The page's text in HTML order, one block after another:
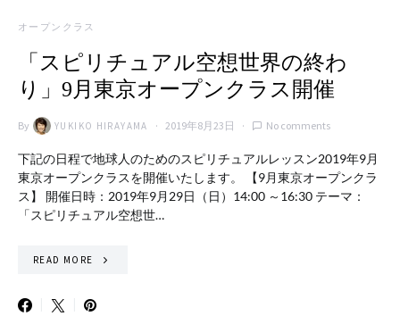
オープンクラス
「スピリチュアル空想世界の終わ
り」9月東京オープンクラス開催
By YUKIKO HIRAYAMA 2019年8月23日 No comments
下記の日程で地球人のためのスピリチュアルレッスン2019年9月
東京オープンクラスを開催いたします。 【9月東京オープンクラ
ス】 開催日時：2019年9月29日（日）14:00 ～16:30 テーマ：
「スピリチュアル空想世…
READ MORE